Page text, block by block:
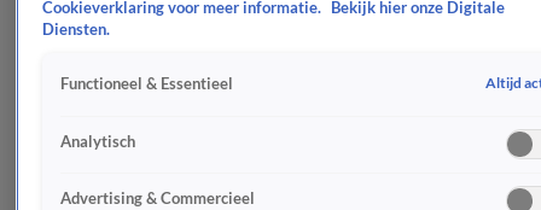
Cookieverklaring voor meer informatie.
Bekijk hier onze Digitale
Diensten.
Functioneel & Essentieel Altijd
Analytisch
Advertising & Commercieel